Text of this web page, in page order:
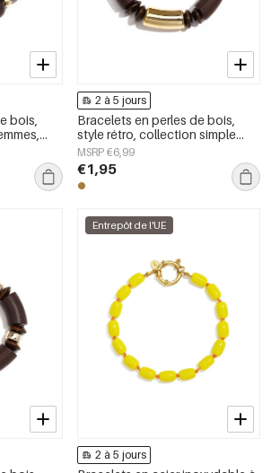
bois,
2 à 5 jours
Bracelets en perles de bois,
style rétro, collection simple
pour tous les jours, bijoux pour
femmes
MSRP €6,99
€1,95
Entrepôt de l'UE
2 à 5 jours